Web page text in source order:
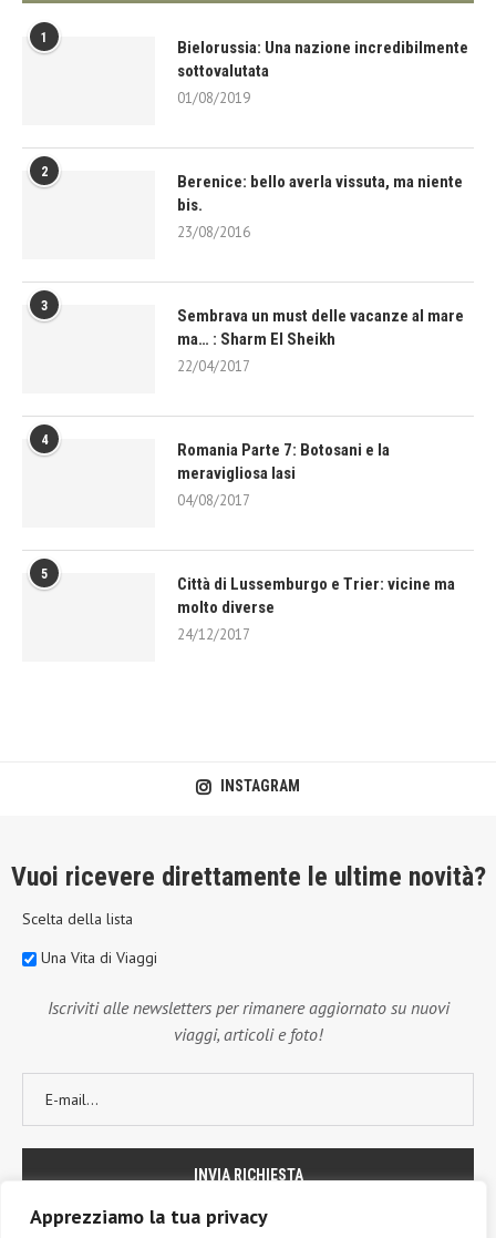
Apprezziamo la tua privacy
1
Bielorussia: Una nazione incredibilmente
sottovalutata
01/08/2019
2
Berenice: bello averla vissuta, ma niente
bis.
23/08/2016
3
Sembrava un must delle vacanze al mare
ma… : Sharm El Sheikh
22/04/2017
4
Romania Parte 7: Botosani e la
meravigliosa Iasi
04/08/2017
5
Città di Lussemburgo e Trier: vicine ma
molto diverse
24/12/2017
INSTAGRAM
Vuoi ricevere direttamente le ultime novità?
Scelta della lista
Una Vita di Viaggi
Iscriviti alle newsletters per rimanere aggiornato su nuovi
viaggi, articoli e foto!